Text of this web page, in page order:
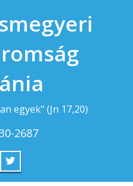
egyek" (Jn 17,20)
2687